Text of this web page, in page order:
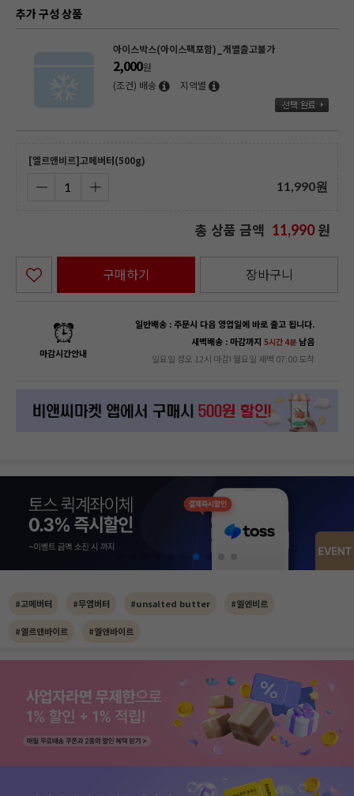
추가 구성 상품
아이스박스(아이스팩포함)_개별출고불가
2,000원
(조건) 배송
지역별
[엘르앤비르]고메버터(500g)
11,990원
총 상품 금액 11,990 원
구매하기 장바구니
마감시간안내
일반배송 : 주문시 다음 영업일에 바로 출고 됩니다.
새벽배송 : 마감까지 5시간 4분남음
일요일 정오 12시 마감! 월요일 새벽 07:00 도착
#고메버터 #무염버터 #unsalted butter #엘엔비르
#엘르앤바이르 #엘앤바이르